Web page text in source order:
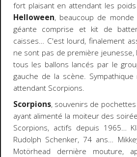
fort plaisant en attendant les
Helloween, beaucoup de
géante comprise et kit de
caisses… C'est lourd, finalement
ne sont pas de première jeunesse,
tous les ballons lancés par le
gauche de la scène.
attendant Scorpions.
Scorpions, souvenirs de
ayant alimenté la moiteur des
Scorpions, actifs depuis 1965…
Rudolph Schenker, 74 ans…
Motörhead dernière mouture,